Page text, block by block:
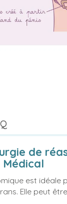
de
Médical
est idéale
Elle peut